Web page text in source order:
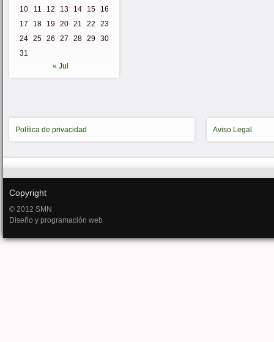
10
11 12 13 14 15
16
17
18 19 20 21 22
23
24 25 26 27 28 29 30
31
« Jul
Política de privacidad Aviso Legal
Copyright
© 2012 SMN
Diseño y programación web